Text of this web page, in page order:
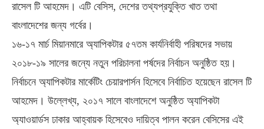
রাসেল টি আহমেদ। এটি বেসিস, দেশের তথ্যপ্রযুক্তি খাত তথা
বাংলাদেশের জন্য গর্বের।
১৬-১৭ মার্চ মিয়ানমারে অ্যাপিকটার ৫৭তম কার্যনির্বাহী পরিষদের সভায়
২০১৮-১৯ সালের জন্যে নতুন পরিচালনা পর্ষদের নির্বাচন অনুষ্ঠিত হয়।
নির্বাচনে অ্যাপিকটার মার্কেটিং চেয়ারপার্সন হিসেবে নির্বাচিত হয়েছেন রাসেল টি
আহমেদ। উল্লেখ্য, ২০১৭ সালে বাংলাদেশে অনুষ্ঠিত অ্যাপিকটা
অ্যাওয়ার্ডস ঢাকার আহ্বায়ক হিসেবেও দায়িত্ব পালন করেন বেসিসের এই